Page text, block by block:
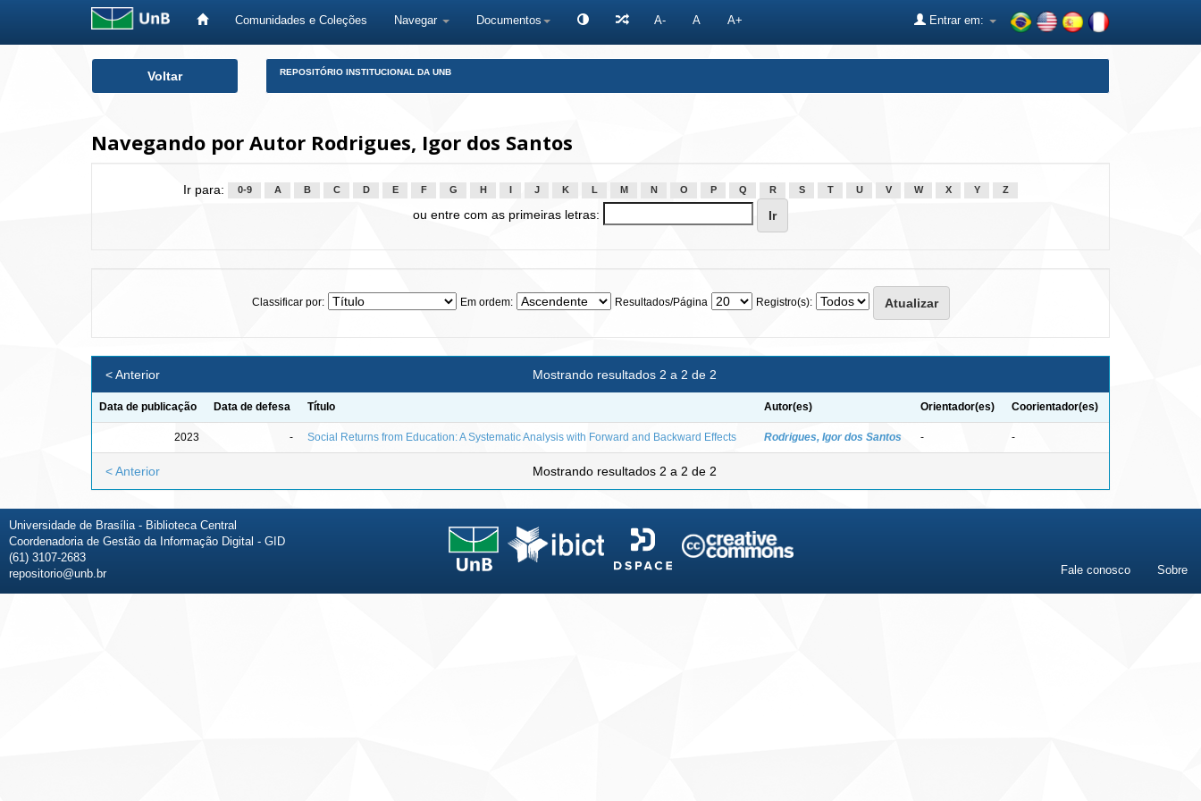
Comunidades e Coleções Navegar Documentos A- A A+ Entrar em:
Voltar REPOSITÓRIO INSTITUCIONAL DA UNB
Navegando por Autor Rodrigues, Igor dos Santos
Ir para: 0-9 A B C D E F G H J K L M N O P Q R S T U V W X Y Z
ou entre com as primeiras letras:
Classificar por: Em ordem: Resultados/Página Registro(s):
Mostrando resultados 2 a 2 de 2
< Anterior
Data de publicação Data de defesa Título Autor(es) Orientador(es) Coorientador(es)
2023 - Social Returns from Education: A Systematic Analysis with Forward and Backward Effects Rodrigues, Igor dos Santos - -
Mostrando resultados 2 a 2 de 2
< Anterior
Universidade de Brasília - Biblioteca Central
Coordenadoria de Gestão da Informação Digital - GID
(61) 3107-2683
repositorio@unb.br
Fale conosco Sobre